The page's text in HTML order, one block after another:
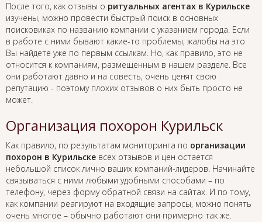
После того, как отзывы о ритуальных агентах в Курильске
изучены, можно провести быстрый поиск в основных
поисковиках по названию компании с указанием города. Если
в работе с ними бывают какие-то проблемы, жалобы на это
Вы найдете уже по первым ссылкам. Но, как правило, это не
относится к компаниям, размещенным в нашем разделе. Все
они работают давно и на совесть, очень ценят свою
репутацию - поэтому плохих отзывов о них быть просто не
может.
Организация похорон Курильск
Как правило, по результатам мониторинга по организации
похорон в Курильске всех отзывов и цен остается
небольшой список лично ваших компаний-лидеров. Начинайте
связываться с ними любыми удобными способами – по
телефону, через форму обратной связи на сайтах. И по тому,
как компании реагируют на входящие запросы, можно понять
очень многое – обычно работают они примерно так же.